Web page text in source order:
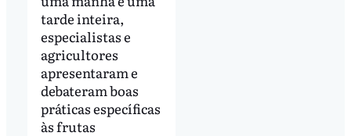
tarde inteira,
especialistas e
agricultores
apresentaram e
debateram boas
práticas específicas
às frutas